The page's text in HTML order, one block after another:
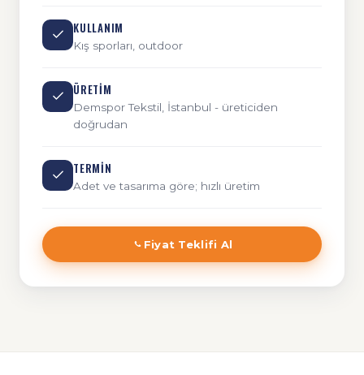
KULLANIM
Kış sporları, outdoor
ÜRETIM
Demspor Tekstil, İstanbul - üreticiden
doğrudan
TERMIN
Adet ve tasarıma göre; hızlı üretim
Fiyat Teklifi Al